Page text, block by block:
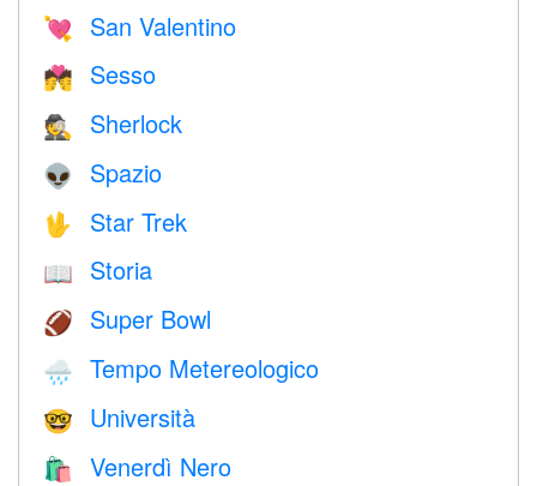
💘 San Valentino
💏 Sesso
🕵️ Sherlock
👽 Spazio
🖖 Star Trek
📖 Storia
🏈 Super Bowl
🌧 Tempo Metereologico
🤓 Università
🛍 Venerdì Nero